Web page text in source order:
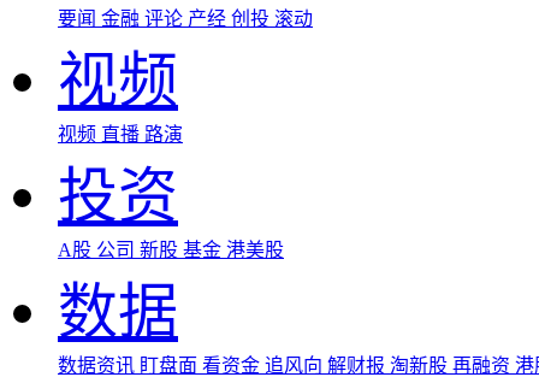
要闻 金融 评论 产经 创投 滚动
视频
视频 直播 路演
投资
A股 公司 新股 基金 港美股
数据
数据资讯 盯盘面 看资金 追风向 解财报 淘新股 再融资